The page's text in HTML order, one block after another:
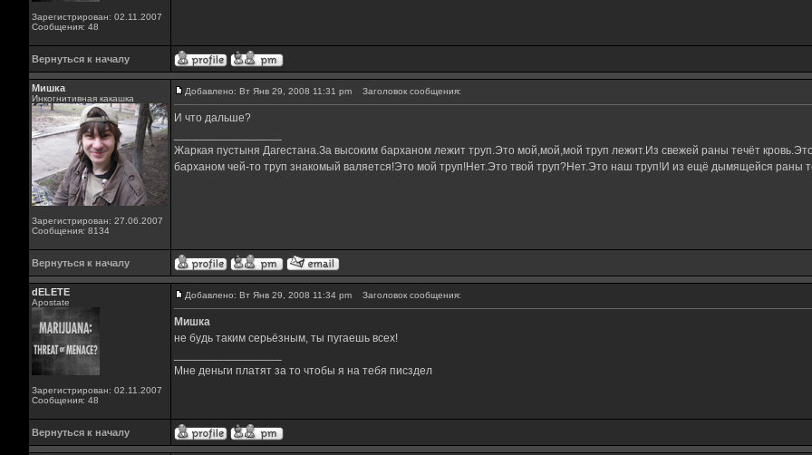
Зарегистрирован: 02.11.2007
Сообщения: 48
Вернуться к началу
Мишка
Инкогнитивная какашка
Зарегистрирован: 27.06.2007
Сообщения: 8134
Добавлено: Вт Янв 29, 2008 11:31 pm Заголовок сообщения:
И что дальше?
Жаркая пустыня Дагестана.За высоким барханом лежит труп.Это мой,мой,мой труп лежит.Из свежей раны течёт
барханом чей-то труп знакомый валяется!Это мой труп!Нет.Это твой труп?Нет.Это наш труп!И из ещё дымящейся раны
Вернуться к началу
dELETE
Apostate
Зарегистрирован: 02.11.2007
Сообщения: 48
Добавлено: Вт Янв 29, 2008 11:34 pm Заголовок сообщения:
Мишка
не будь таким серьёзным, ты пугаешь всех!
Мне деньги платят за то чтобы я на тебя писздел
Вернуться к началу